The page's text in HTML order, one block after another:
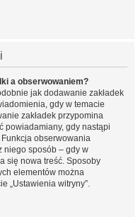
a obserwowaniem?
jak dodawanie zakładek
gdy w temacie
zakładek przypomina
powiadamiany, gdy nastąpi
obserwowania
niego sposób – gdy w
się nowa treść. Sposoby
elementów można
„Ustawienia witryny”.